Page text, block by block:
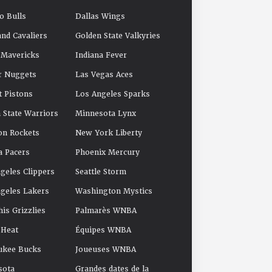
Bulls
Cavaliers
Nuggets
Pistons
State Warriors
Rockets
Pacers
Clippers
Lakers
Grizzlies
Bucks
Dallas Wings
Golden State Valkyries
Indiana Fever
Las Vegas Aces
Los Angeles Sparks
Minnesota Lynx
New York Liberty
Phoenix Mercury
Seattle Storm
Washington Mystics
Palmarès WNBA
Équipes WNBA
Joueuses WNBA
Grandes dates de la